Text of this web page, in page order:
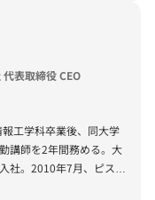
川女子学院の事業承継
表取締役 CEO
工学科卒業後、同大学
講師を2年間務める。大
社。2010年7月、ピスチ